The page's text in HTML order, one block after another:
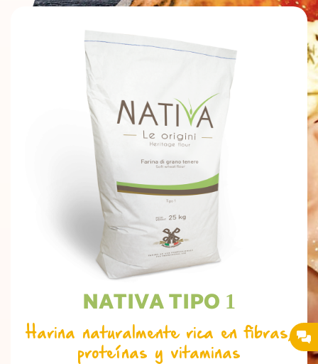
NATIVA TIPO 1
Harina naturalmente rica en fibras,
proteínas y vitaminas